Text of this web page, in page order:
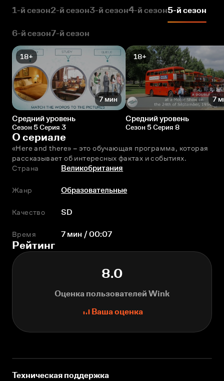
1-й сезон2-й сезон3-й сезон4-й сезон5-й сезон
6-й сезон7-й сезон
18+
7 мин
Средний уровень
Сезон 5 Серия 3
18+
7
Средний уровень
Сезон 5 Серия 8
О сериале
«Here and there» – это обучающая программа, которая
рассказывает об интересных фактах и событиях.
Страна
Великобритания
Жанр Образовательные
Качество SD
Время 7 мин / 00:07
Рейтинг
8.0
Оценка пользователей Wink
Ваша оценка
Техническая поддержка